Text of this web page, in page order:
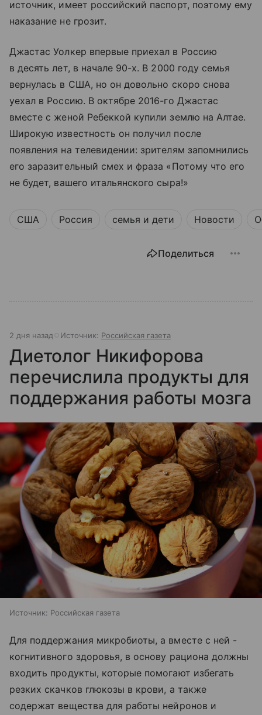
источник, имеет российский паспорт, поэтому ему
наказание не грозит.
Джастас Уолкер впервые приехал в Россию
в десять лет, в начале 90-х. В 2000 году семья
вернулась в США, но он довольно скоро снова
уехал в Россию. В октябре 2016-го Джастас
вместе с женой Ребеккой купили землю на Алтае.
Широкую известность он получил после
появления на телевидении: зрителям запомнились
его заразительный смех и фраза «Потому что его
не будет, вашего итальянского сыра!»
США Россия семья и дети Новости
Поделиться
2 дня назад Источник: Российская газета
Диетолог Никифорова
перечислила продукты для
поддержания работы мозга
Источник: Российская газета
Для поддержания микробиоты, а вместе с ней -
когнитивного здоровья, в основу рациона должны
входить продукты, которые помогают избегать
резких скачков глюкозы в крови, а также
содержат вещества для работы нейронов и